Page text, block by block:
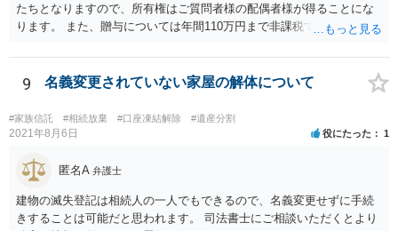
たちとなりますので、所有権はご質問者様の配偶者様が得ることにな
ります。 また、贈与については年間110万円まで非課税であり、トイ
9 名義変更されていない家屋の解体について
#家族信託 #相続放棄 #口座凍結解除 #遺産分割
2021年8月6日 役にたった 1
匿名A 弁護士
建物の滅失登記は相続人の一人でもできるので、名義変更せずに手続
きすることは可能だと思われます。 司法書士にご相談いただくとより